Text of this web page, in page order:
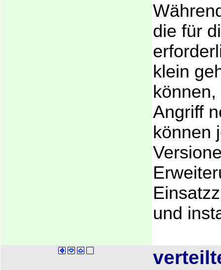
die für
klein
Angriff
können
und